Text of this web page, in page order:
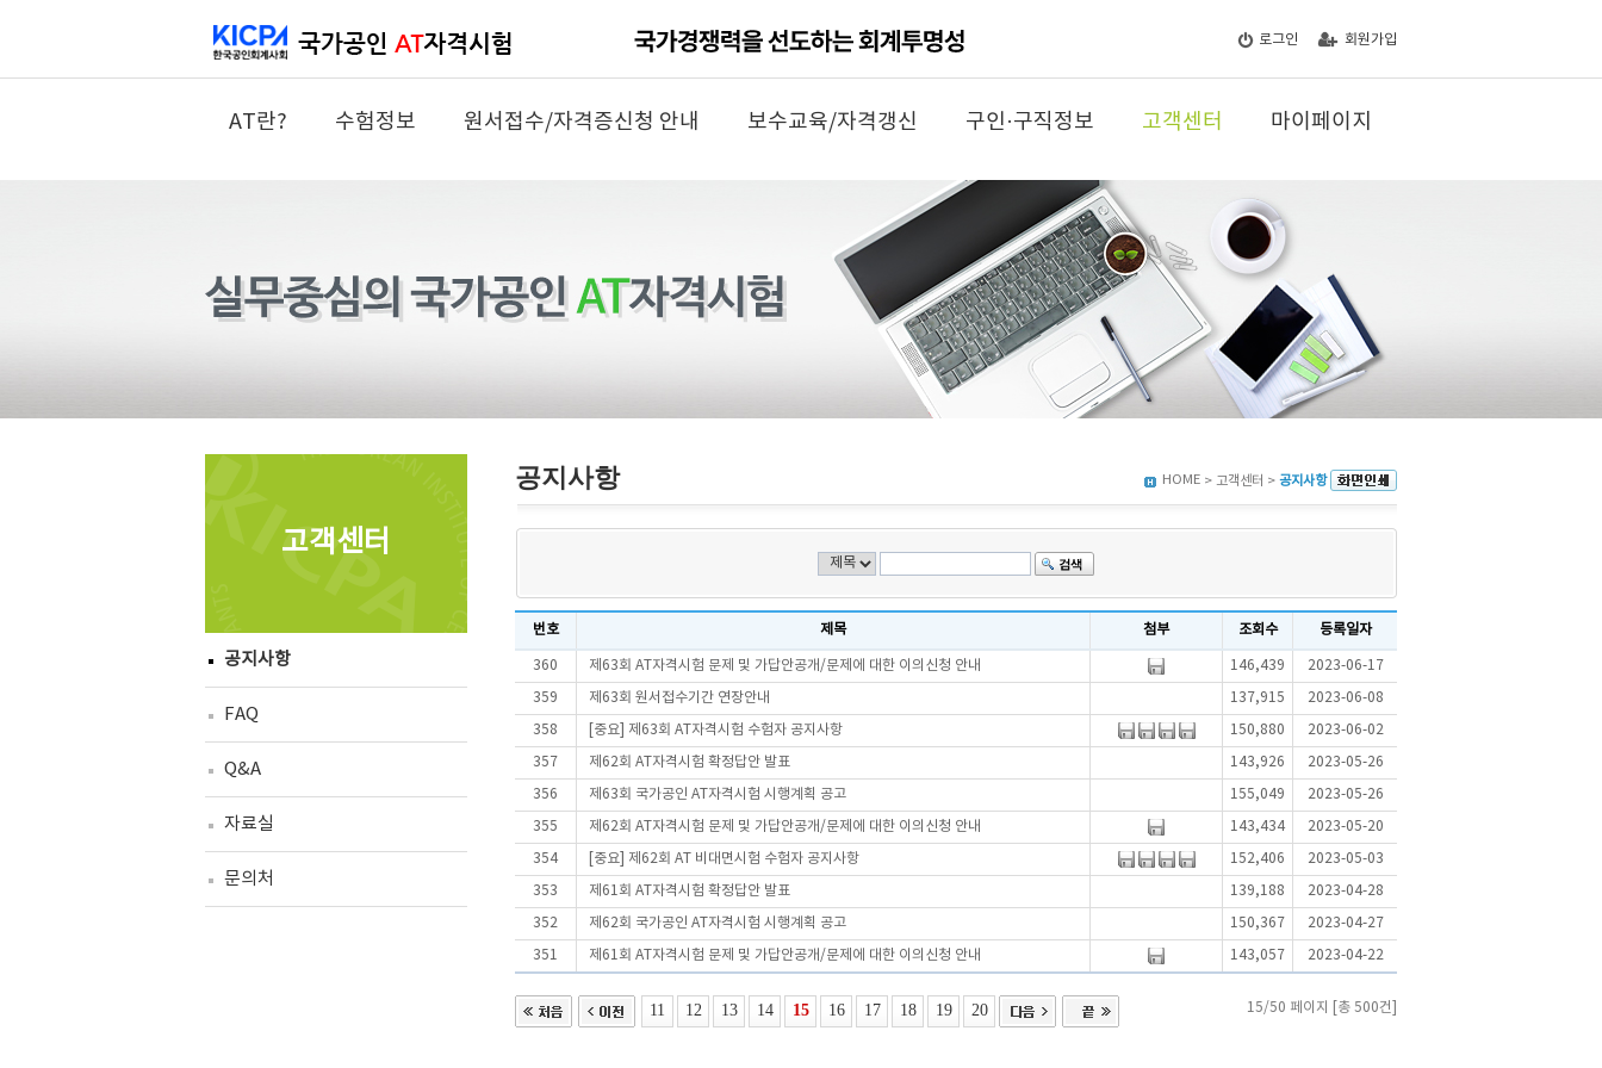
로그인 회원가입
AT란? 수험정보 원서접수/자격증신청 안내 보수교육/자격갱신 구인·구직정보 고객센터 마이페이지
고객센터
공지사항
FAQ
Q&A
자료실
문의처
공지사항 HOME > 고객센터 > 공지사항
번호 제목 첨부 조회수 등록일자
360 제63회 AT자격시험 문제 및 가답안공개/문제에 대한 이의신청 안내 146,439 2023-06-17
359 제63회 원서접수기간 연장안내 137,915 2023-06-08
358 [중요] 제63회 AT자격시험 수험자 공지사항 150,880 2023-06-02
357 제62회 AT자격시험 확정답안 발표 143,926 2023-05-26
356 제63회 국가공인 AT자격시험 시행계획 공고 155,049 2023-05-26
355 제62회 AT자격시험 문제 및 가답안공개/문제에 대한 이의신청 안내 143,434 2023-05-20
354 [중요] 제62회 AT 비대면시험 수험자 공지사항 152,406 2023-05-03
353 제61회 AT자격시험 확정답안 발표 139,188 2023-04-28
352 제62회 국가공인 AT자격시험 시행계획 공고 150,367 2023-04-27
351 제61회 AT자격시험 문제 및 가답안공개/문제에 대한 이의신청 안내 143,057 2023-04-22
11 12 13 14 15 16 17 18 19 20 15/50 페이지 [총 500건]